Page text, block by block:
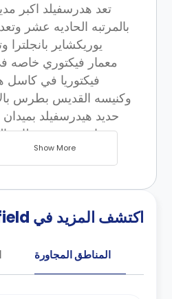
تعد هدرسفيلد اكبر
بالمرتبه الحاديه عشر
يوريكشاير بانجلترا
معمار فيكتوري خاصه
فيكتوريا في كاسل
وكنيسه القديس بطرس
حديد هيدرسفيلد
تعد واحده من محطات
بانجلترا كما
ورلسون البرونزي
بالمدينه بمهرجان
للضوء والذي يقام بشهر
لكل ذلك يقام
هيدرسفيلد الادبي
Show More
اكتشف المزيد في Huddersfield
المناطق المجاورة